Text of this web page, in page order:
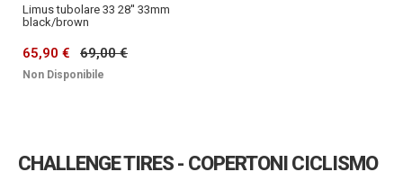
Limus tubolare 33 28'' 33mm
black/brown
65,90 € 69,00 €
Non Disponibile
CHALLENGE TIRES - COPERTONI CICLISMO